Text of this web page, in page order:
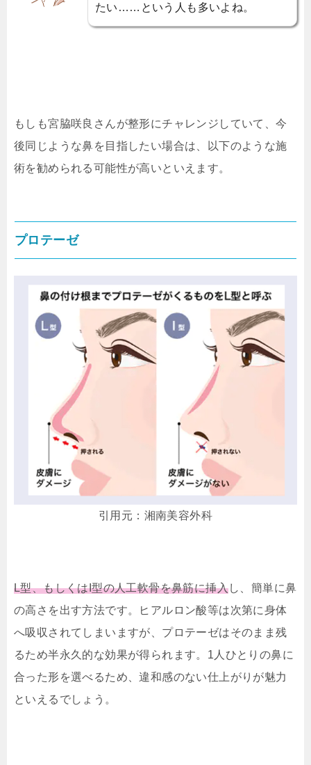
たい……という人も多いよね。
もしも宮脇咲良さんが整形にチャレンジしていて、今
後同じような鼻を目指したい場合は、以下のような施
術を勧められる可能性が高いといえます。
プロテーゼ
引用元：湘南美容外科
L型、もしくはI型の人工軟骨を鼻筋に挿入し、簡単に鼻
の高さを出す方法です。ヒアルロン酸等は次第に身体
へ吸収されてしまいますが、プロテーゼはそのまま残
るため半永久的な効果が得られます。1人ひとりの鼻に
合った形を選べるため、違和感のない仕上がりが魅力
といえるでしょう。